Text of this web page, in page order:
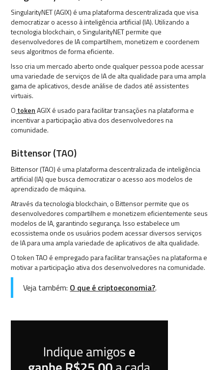
SingularityNET (AGIX) é uma plataforma descentralizada que visa
democratizar o acesso à inteligência artificial (IA). Utilizando a
tecnologia blockchain, o SingularityNET permite que
desenvolvedores de IA compartilhem, monetizem e coordenem
seus algoritmos de forma eficiente.
Isso cria um mercado aberto onde qualquer pessoa pode acessar
uma variedade de serviços de IA de alta qualidade para uma ampla
gama de aplicativos, desde análise de dados até assistentes
virtuais.
O tokenAGIX é usado para facilitar transações na plataforma e
incentivar a participação ativa dos desenvolvedores na
comunidade.
Bittensor (TAO)
Bittensor (TAO) é uma plataforma descentralizada de inteligência
artificial (IA) que busca democratizar o acesso aos modelos de
aprendizado de máquina.
Através da tecnologia blockchain, o Bittensor permite que os
desenvolvedores compartilhem e monetizem eficientemente seus
modelos de IA, garantindo segurança. Isso estabelece um
ecossistema onde os usuários podem acessar diversos serviços
de IA para uma ampla variedade de aplicativos de alta qualidade.
O token TAO é empregado para facilitar transações na plataforma e
motivar a participação ativa dos desenvolvedores na comunidade.
Veja também: O que é criptoeconomia?.